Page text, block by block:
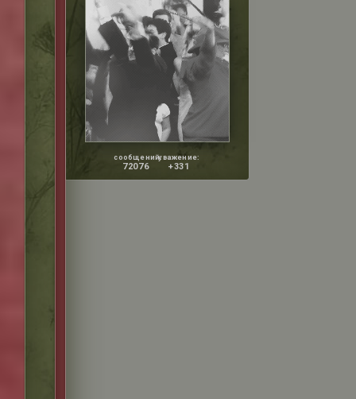
сообщений:
72076
уважение:
+331